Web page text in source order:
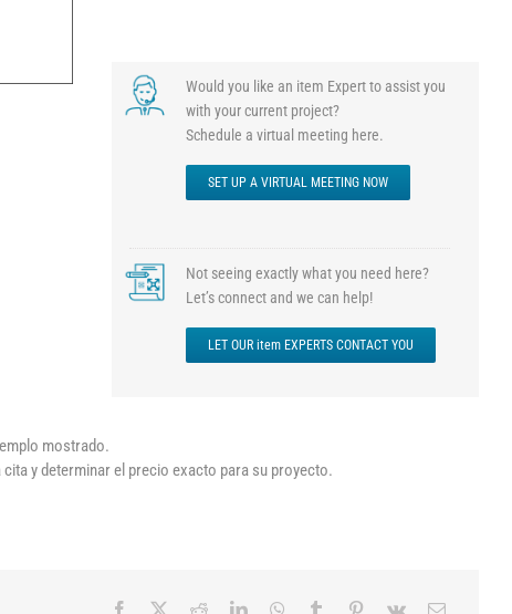
Would you like an item Expert to assist you
with your current project?
Schedule a virtual meeting here.
SET UP A VIRTUAL MEETING NOW
Not seeing exactly what you need here?
Let’s connect and we can help!
LET OUR item EXPERTS CONTACT YOU
mostrado.
y determinar el precio exacto para su proyecto.